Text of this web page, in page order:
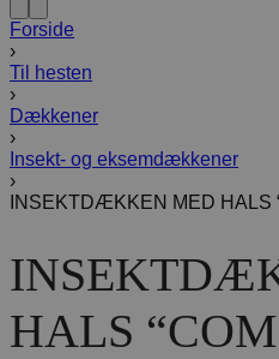
Forside
›
Til hesten
›
Dækkener
›
Insekt- og eksemdækkener
›
INSEKTDÆKKEN MED HALS
HALS